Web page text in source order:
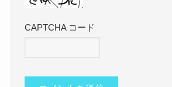
CAPTCHA コード